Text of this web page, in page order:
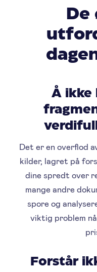
De
Å ikke
Det er en overflod
kilder, lagret på
dine spredt over
mange andre
spore og
viktig problem
Forstår